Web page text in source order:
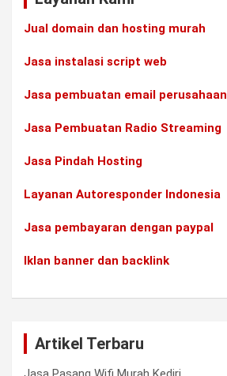
Jual domain dan hosting murah
Jasa instalasi script web
Jasa pembuatan email perusahaan
Jasa Pembuatan Radio Streaming
Jasa Pindah Hosting
Layanan Autoresponder Indonesia
Jasa pembayaran dengan paypal
Iklan banner dan backlink
Artikel Terbaru